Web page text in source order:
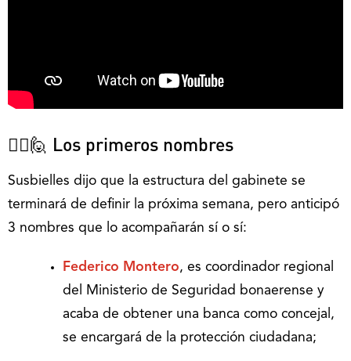
🙋‍♀️🙋 Los primeros nombres
Susbielles dijo que la estructura del gabinete se
terminará de definir la próxima semana, pero anticipó
3 nombres que lo acompañarán sí o sí:
Federico Montero, es coordinador regional
del Ministerio de Seguridad bonaerense y
acaba de obtener una banca como concejal,
se encargará de la protección ciudadana;